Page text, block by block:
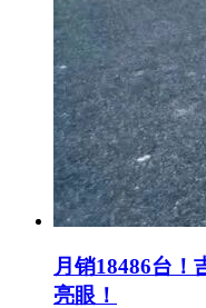
月销18486台！
亮眼！